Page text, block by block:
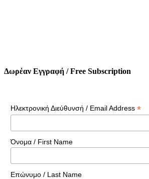
Δωρέαν Εγγραφή / Free Subscription
Ηλεκτρονική Διεύθυνσή / Email Address *
Όνομα / First Name
Επώνυμο / Last Name